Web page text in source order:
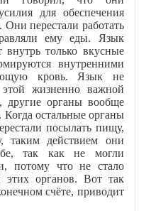
для обеспечения
перестали работать
ему еды. Язык
только вкусные
внутренними
кровь. Язык не
жизненно важной
другие органы вообще
остальные органы
посылать пищу,
таким действием они
так как не могли
потому что не стало
этих органов. Вот так
счёте, приводит